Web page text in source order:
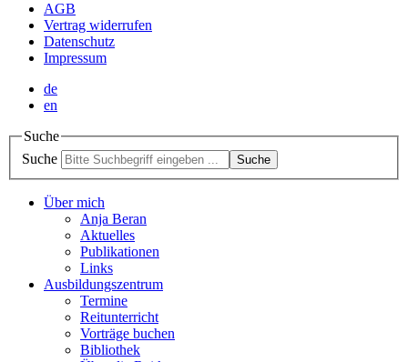
AGB
Vertrag widerrufen
Datenschutz
Impressum
de
en
Suche
Suche
Suche
Über mich
Anja Beran
Aktuelles
Publikationen
Links
Ausbildungszentrum
Termine
Reitunterricht
Vorträge buchen
Bibliothek